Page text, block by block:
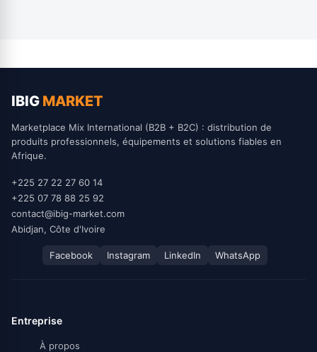
IBIG MARKET
Marketplace Mix International (B2B + B2C) : distribution de
produits professionnels, équipements et solutions fiables en
Afrique.
+225 27 22 27 60 14
+225 07 78 88 25 92
contact@ibig-market.com
Abidjan, Côte d'Ivoire
Facebook Instagram LinkedIn WhatsApp
Entreprise
À propos